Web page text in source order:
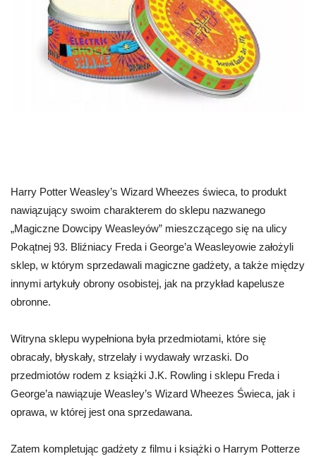
Harry Potter Weasley’s Wizard Wheezes świeca, to produkt
nawiązujący swoim charakterem do sklepu nazwanego
„Magiczne Dowcipy Weasleyów” mieszczącego się na ulicy
Pokątnej 93. Bliźniacy Freda i George’a Weasleyowie założyli
sklep, w którym sprzedawali magiczne gadżety, a także między
innymi artykuły obrony osobistej, jak na przykład kapelusze
obronne.
Witryna sklepu wypełniona była przedmiotami, które się
obracały, błyskały, strzelały i wydawały wrzaski. Do
przedmiotów rodem z książki J.K. Rowling i sklepu Freda i
George’a nawiązuje Weasley’s Wizard Wheezes Świeca, jak i
oprawa, w której jest ona sprzedawana.
Zatem kompletując gadżety z filmu i książki o Harrym Potterze